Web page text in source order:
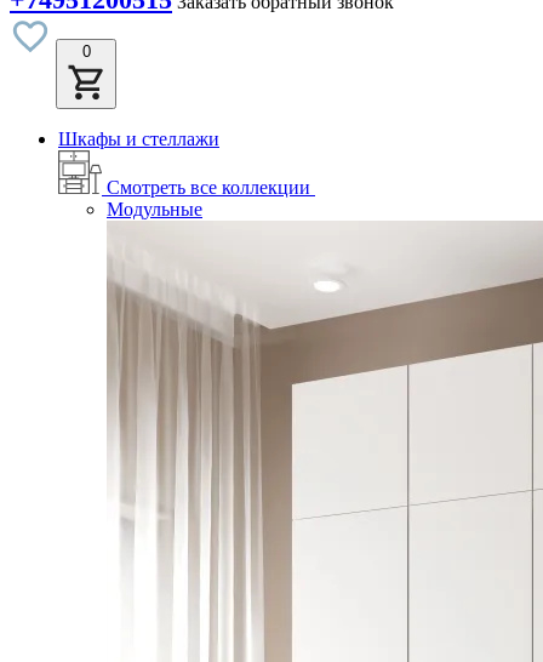
0
Шкафы и стеллажи
Смотреть все коллекции
Модульные